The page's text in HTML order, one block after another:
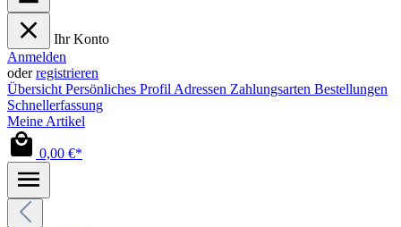
Ihr Konto
Anmelden
oderregistrieren
Übersicht Persönliches Profil Adressen Zahlungsarten Bestellungen
Schnellerfassung
Meine Artikel
0,00 €*